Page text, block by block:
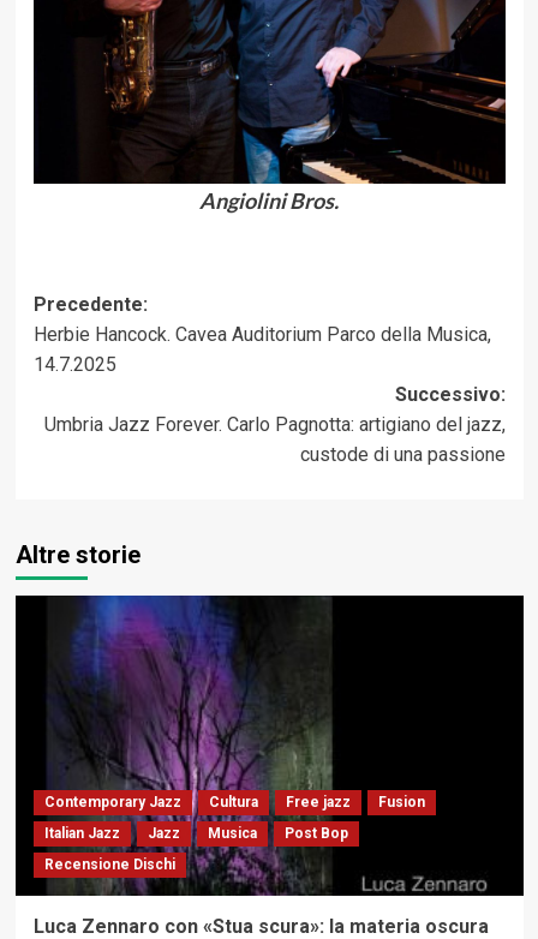
Angiolini Bros.
Navigazione
articolo
Precedente:
Herbie Hancock. Cavea Auditorium Parco della Musica,
14.7.2025
Successivo:
Umbria Jazz Forever. Carlo Pagnotta: artigiano del jazz,
custode di una passione
Altre storie
Contemporary Jazz Cultura Free jazz
Fusion
Italian Jazz
Jazz Musica
Post Bop
Recensione Dischi
Luca Zennaro con «Stua scura»: la materia oscura